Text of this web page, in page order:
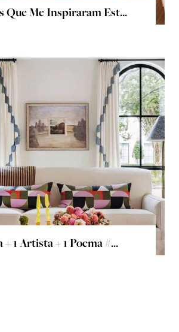
Que Me Inspiraram Est...
+ 1 Artista + 1 Poema #...